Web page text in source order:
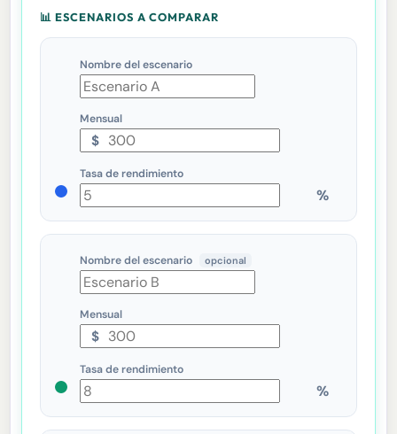
📊 ESCENARIOS A COMPARAR
Nombre del escenario
Mensual
$
Tasa de rendimiento
Nombre del escenario opcional
Mensual
$
Tasa de rendimiento